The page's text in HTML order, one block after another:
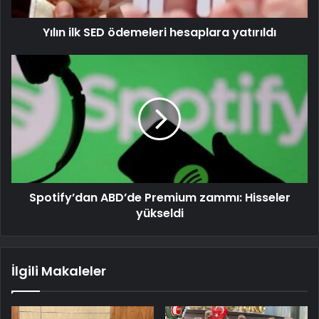
Yılın ilk SED ödemeleri hesaplara yatırıldı
Spotify’dan ABD’de Premium zammı: Hisseler
yükseldi
İlgili Makaleler